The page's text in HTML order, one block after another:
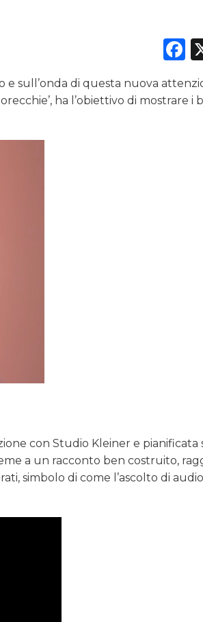
e sull’onda di questa nuova
ha l’obiettivo di mostrare i
con Studio Kleiner e pianificata
a un racconto ben costruito,
simbolo di come l’ascolto di